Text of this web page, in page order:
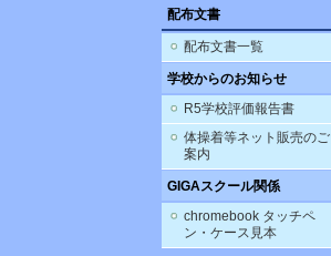
配布文書
配布文書一覧
学校からのお知らせ
R5学校評価報告書
体操着等ネット販売のご
案内
GIGAスクール関係
chromebook タッチペ
ン・ケース見本